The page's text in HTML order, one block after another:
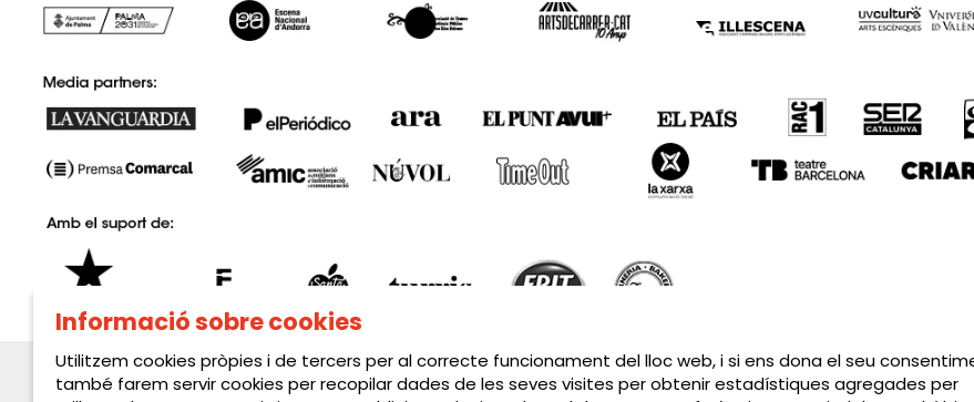
Sitemap | Avís Legal | Política de privacitat |
Informació sobre cookies
Utilitzem cookies pròpies i de tercers per al correcte funcionament del lloc web, i si ens dona el seu
també farem servir cookies per recopilar dades de les seves visites per obtenir estadístiques agregades per